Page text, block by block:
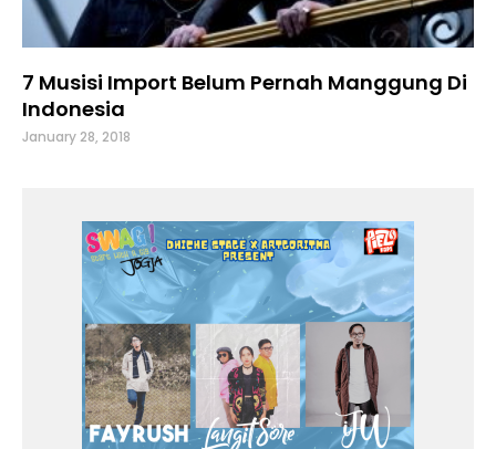
7 Musisi Import Belum Pernah Manggung Di
Indonesia
January 28, 2018